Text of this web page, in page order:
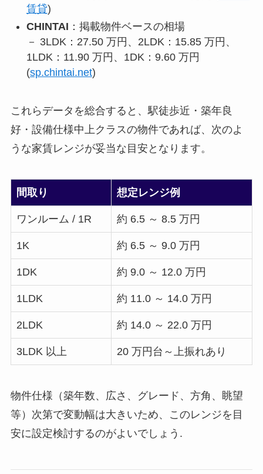
賃貸)
CHINTAI ：掲載物件ベースの相場
－ 3LDK：27.50 万円、2LDK：15.85 万円、
1LDK：11.90 万円、1DK：9.60 万円
(sp.chintai.net)
これらデータを総合すると、駅徒歩近・築年良
好・設備仕様中上クラスの物件であれば、次のよ
うな家賃レンジが妥当な目安となります。
間取り 想定レンジ例
ワンルーム / 1R 約 6.5 ～ 8.5 万円
1K 約 6.5 ～ 9.0 万円
1DK 約 9.0 ～ 12.0 万円
1LDK 約 11.0 ～ 14.0 万円
2LDK 約 14.0 ～ 22.0 万円
3LDK 以上 20 万円台～上振れあり
物件仕様（築年数、広さ、グレード、方角、眺望
等）次第で変動幅は大きいため、このレンジを目
安に設定検討するのがよいでしょう.